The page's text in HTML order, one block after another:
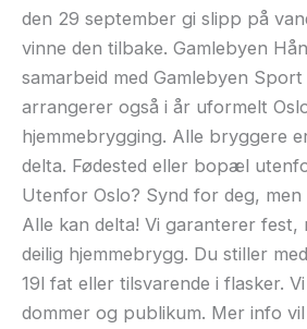
den 29 september gi slipp på
vinne den tilbake. Gamlebyen
samarbeid med Gamlebyen
arrangerer også i år uformelt
hjemmebrygging. Alle bryggere
delta. Fødested eller bopæl
Utenfor Oslo? Synd for deg, men
Alle kan delta! Vi garanterer fest,
deilig hjemmebrygg. Du stiller
19l fat eller tilsvarende i flasker.
dommer og publikum. Mer info